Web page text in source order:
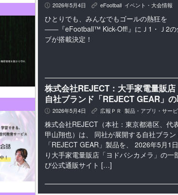
P 2026年5月4日 K eFootball, イベント・大会情報
ひとりでも、みんなでもゴールの熱狂を
――『eFootball™ Kick-Off!』にＪ1・Ｊ2の
ブが搭載決定！
株式会社REJECT：大手家電量販
自社ブランド「REJECT GEAR」
P 2026年5月4日 K 広報ＰＲ 製品・アプリ・サー
株式会社REJECT（本社：東京都港区、代
甲山翔也）は、 同社が展開する自社ブラン
「REJECT GEAR」製品を、 2026年5月1
り大手家電量販店「ヨドバシカメラ」の一
び公式通販サイト […]